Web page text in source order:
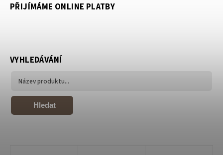
PŘIJÍMÁME ONLINE PLATBY
VYHLEDÁVÁNÍ
Hledat